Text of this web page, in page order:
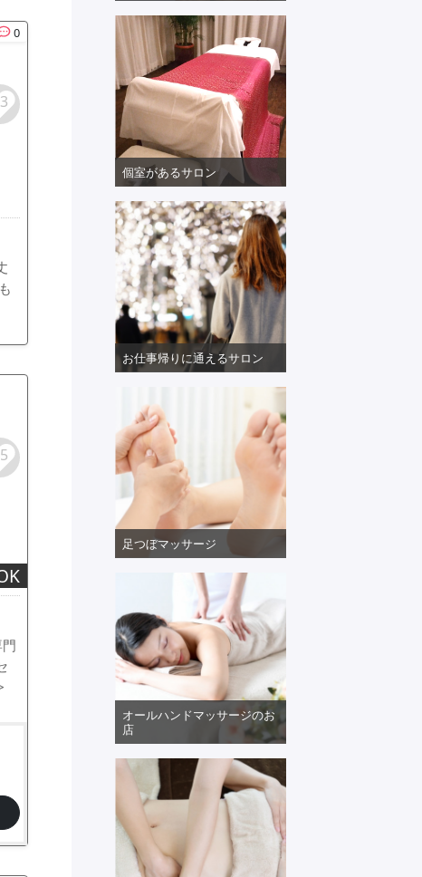
0
個室があるサロン
お仕事帰りに通えるサロン
足つぼマッサージ
オールハンドマッサージのお
店